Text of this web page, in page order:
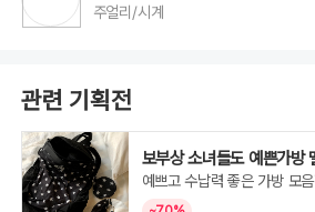
주얼리/시계
관련 기획전
보부상 소녀들도 예쁜가방
예쁘고 수납력 좋은 가방 모